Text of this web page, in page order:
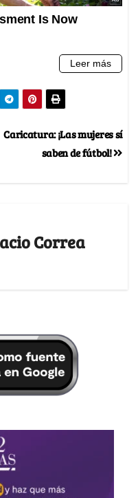
Caricatura: ¡Las mujeres sí
saben de fútbol!
Correa